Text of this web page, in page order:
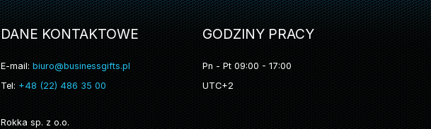
DANE KONTAKTOWE
E-mail: biuro@businessgifts.pl
Tel: +48 (22) 486 35 00
Rokka sp. z o.o.
GODZINY PRACY
Pn - Pt 09:00 - 17:00
UTC+2